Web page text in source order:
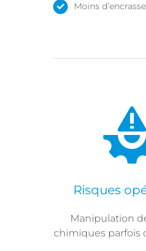
Moins
Risques
Manipulation
chimiques parfois